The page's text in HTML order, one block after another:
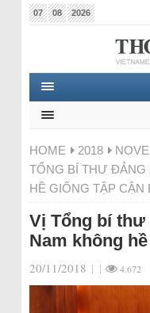
07 08 2026
HOME 2018
TỔNG BÍ THƯ ĐẢNG
HỀ GIỐNG TẬP CẬN
Vị Tổng bí thư
Nam không
20/11/2018 | | 4.672